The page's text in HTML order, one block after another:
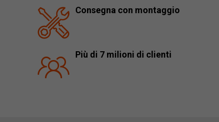
Consegna con montaggio
Più di 7 milioni di clienti